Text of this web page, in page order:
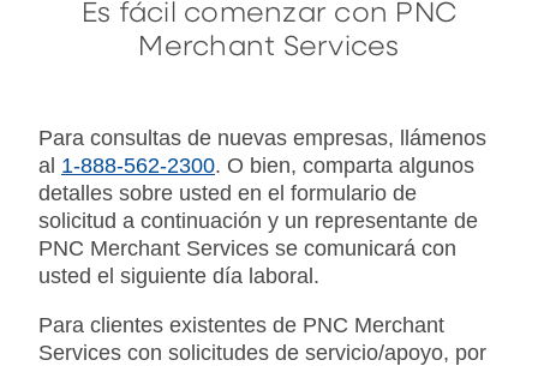
Es fácil comenzar con PNC
Merchant Services
Para consultas de nuevas empresas, llámenos
al 1-888-562-2300. O bien, comparta algunos
detalles sobre usted en el formulario de
solicitud a continuación y un representante de
PNC Merchant Services se comunicará con
usted el siguiente día laboral.
Para clientes existentes de PNC Merchant
Services con solicitudes de servicio/apoyo, por